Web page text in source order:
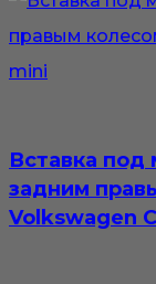
Вставка под
задним
Volkswagen